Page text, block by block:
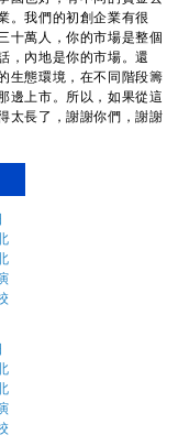
。我們的初創企業有很
十萬人，你的市場是整個
，內地是你的市場。還
生態環境，在不同階段籌
邊上市。所以，如果從這
太長了，謝謝你們，謝謝